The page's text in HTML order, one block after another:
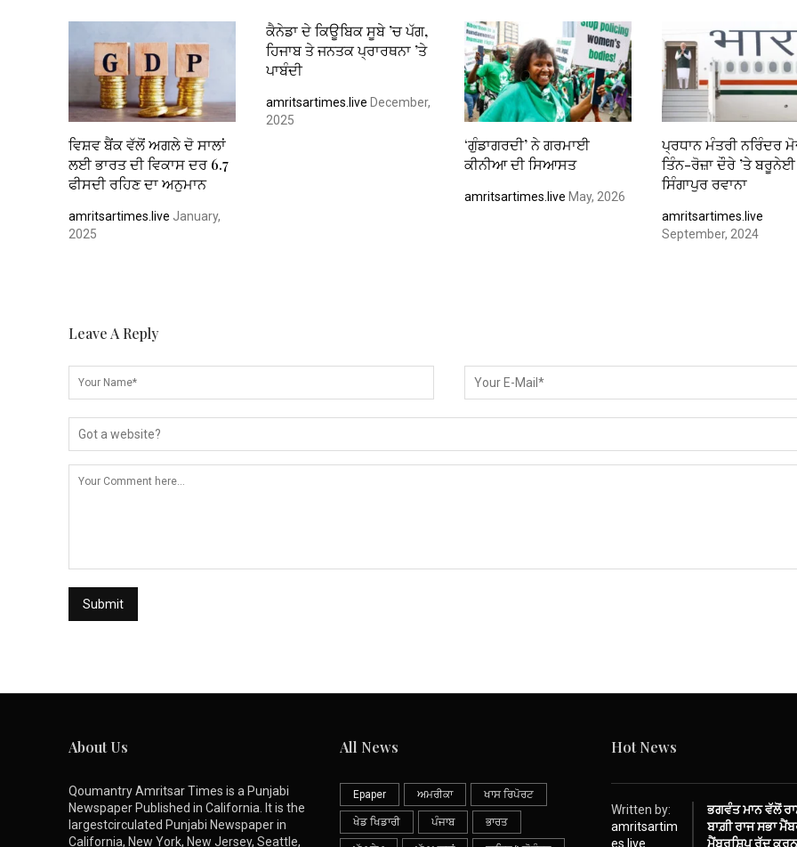
ਵਿਸ਼ਵ ਬੈਂਕ ਵੱਲੋਂ ਅਗਲੇ ਦੋ ਸਾਲਾਂ
ਲਈ ਭਾਰਤ ਦੀ ਵਿਕਾਸ ਦਰ 6.7
ਫੀਸਦੀ ਰਹਿਣ ਦਾ ਅਨੁਮਾਨ
amritsartimes.live January,
2025
ਕੈਨੇਡਾ ਦੇ ਕਿਊਬਿਕ ਸੂਬੇ ’ਚ ਪੱਗ,
ਹਿਜਾਬ ਤੇ ਜਨਤਕ ਪ੍ਰਾਰਥਨਾ ’ਤੇ
ਪਾਬੰਦੀ
amritsartimes.live December,
2025
‘ਗੁੰਡਾਗਰਦੀ’ ਨੇ ਗਰਮਾਈ
ਕੀਨੀਆ ਦੀ ਸਿਆਸਤ
amritsartimes.live May, 2026
ਪ੍ਰਧਾਨ ਮੰਤਰੀ ਨਰਿੰਦਰ
ਤਿੰਨ-ਰੋਜ਼ਾ ਦੌਰੇ ’ਤੇ
ਸਿੰਗਾਪੁਰ ਰਵਾਨਾ
amritsartimes.live
September, 2024
Leave A Reply
About Us
Qoumantry Amritsar Times is a Punjabi
Newspaper Published in California. It is the
largestcirculated Punjabi Newspaper in
California, New York, New Jersey, Seattle,
All News
Epaper ਅਮਰੀਕਾ ਖਾਸ ਰਿਪੋਰਟ
ਖੇਡ ਖਿਡਾਰੀ ਪੰਜਾਬ ਭਾਰਤ
Hot News
Written by:
amritsartim
es.live
ਭਗਵੰਤ ਮਾਨ ਵੱਲੋਂ
ਬਾਗ਼ੀ ਰਾਜ ਸਭਾ
ਮੈਂਬਰਸ਼ਿਪ ਰੱਦ